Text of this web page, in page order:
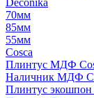
Deconika
70мм
85мм
55мм
Cosca
Плинтус МДФ
Наличник МДФ
Плинтус экошпон